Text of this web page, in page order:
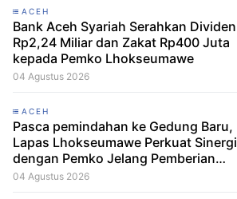
ACEH
Bank Aceh Syariah Serahkan Dividen
Rp2,24 Miliar dan Zakat Rp400 Juta
kepada Pemko Lhokseumawe
04 Agustus 2026
ACEH
Pasca pemindahan ke Gedung Baru,
Lapas Lhokseumawe Perkuat Sinergi
dengan Pemko Jelang Pemberian
Remisi HUT RI
04 Agustus 2026